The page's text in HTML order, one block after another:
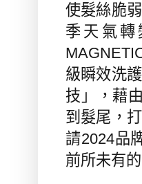
使髮絲脆
季天氣
級瞬效洗
技」，藉
到髮尾，
請2024品
前所未有